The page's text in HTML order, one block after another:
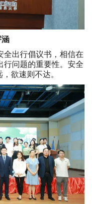
涵
全出行倡议书，相信在
行问题的重要性。安全
欲速则不达。